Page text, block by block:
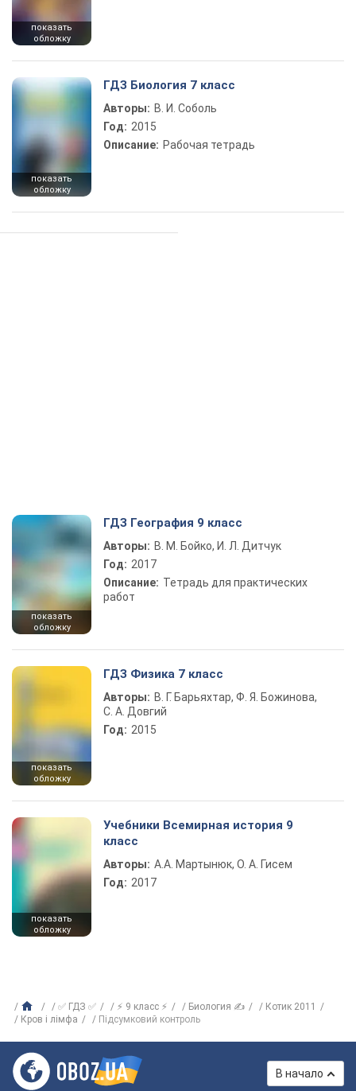
показать
обложку
показать
обложку
ГДЗ Биология 7 класс
Авторы: В. И. Соболь
Год: 2015
Описание: Рабочая тетрадь
показать
обложку
ГДЗ География 9 класс
Авторы: В. М. Бойко, И. Л. Дитчук
Год: 2017
Описание: Тетрадь для практических
работ
показать
обложку
ГДЗ Физика 7 класс
Авторы: В. Г. Барьяхтар, Ф. Я. Божинова,
С. А. Довгий
Год: 2015
показать
обложку
Учебники Всемирная история 9
класс
Авторы: А.А. Мартынюк, О. А. Гисем
Год: 2017
✅ ГДЗ ✅ ⚡ 9 класс ⚡ Биология ✍
Котик 2011
Кров і лімфа
Підсумковий контроль
В начало